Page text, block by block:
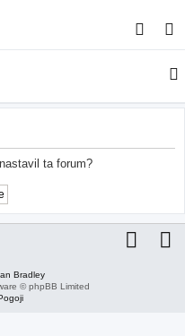
s
a
j
ta forum?
Bradley
© phpBB Limited